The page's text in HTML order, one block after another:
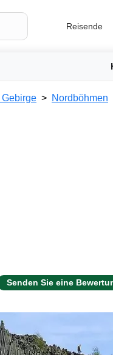
Reisende
Gebirge Nordböhmen
Senden Sie eine